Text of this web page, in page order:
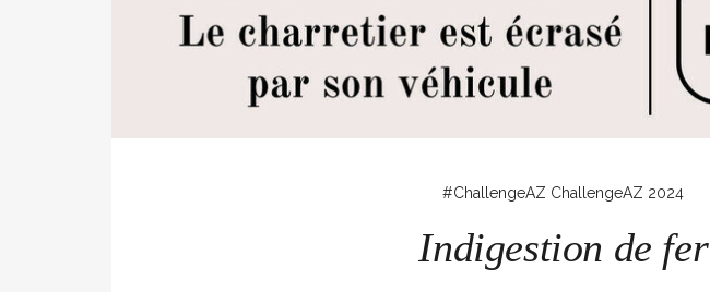
#ChallengeAZ ChallengeAZ 2024
Indigestion de fer